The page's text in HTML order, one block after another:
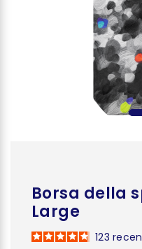
Borsa della
Large
123